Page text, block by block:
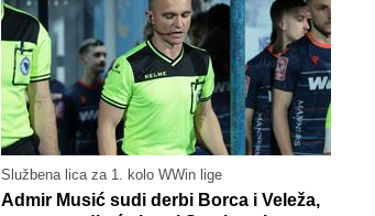
Službena lica za 1. kolo WWin lige
Admir Musić sudi derbi Borca i Veleža,